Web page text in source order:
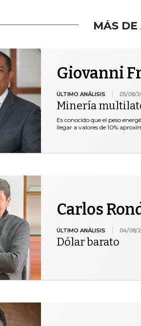
MÁS
Giovanni
ÚLTIMO ANÁLISIS 05/08/
Minería
Es conocido que el peso
llegar a valores de 10%
Carlos
ÚLTIMO ANÁLISIS 04/08/
Dólar barato